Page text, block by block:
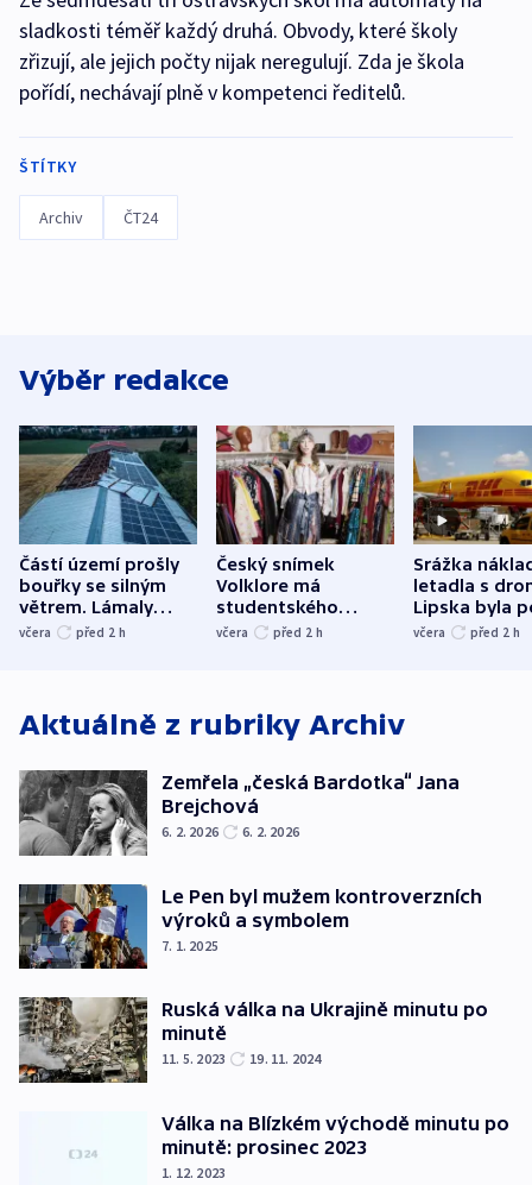
sladkosti téměř každý druhá. Obvody, které školy
zřizují, ale jejich počty nijak neregulují. Zda je škola
pořídí, nechávají plně v kompetenci ředitelů.
ŠTÍTKY
Archiv ČT24
Výběr redakce
Částí území prošly
bouřky se silným
větrem. Lámaly
stromy a poničily
včera před 2 h
Český snímek
Volklore má
studentského
Oscara, zabojuje o
včera před 2 h
Srážka
letadla s
Lipska byla
německého
včera před 2 h
Aktuálně z rubriky Archiv
Zemřela „česká Bardotka“ Jana
Brejchová
6. 2. 2026 6. 2. 2026
Le Pen byl mužem kontroverzních
výroků a symbolem
7. 1. 2025
Ruská válka na Ukrajině minutu po
minutě
11. 5. 2023 19. 11. 2024
Válka na Blízkém východě minutu po
minutě: prosinec 2023
1. 12. 2023